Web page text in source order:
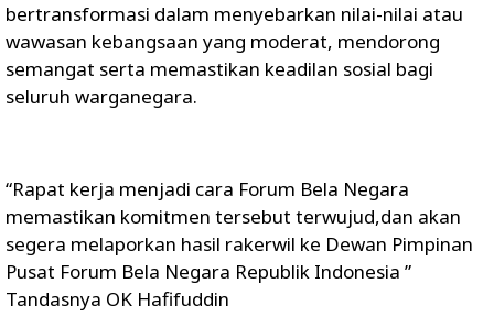
bertransformasi dalam menyebarkan nilai-nilai atau
wawasan kebangsaan yang moderat, mendorong
semangat serta memastikan keadilan sosial bagi
seluruh warganegara.
“Rapat kerja menjadi cara Forum Bela Negara
memastikan komitmen tersebut terwujud,dan akan
segera melaporkan hasil rakerwil ke Dewan Pimpinan
Pusat Forum Bela Negara Republik Indonesia ”
Tandasnya OK Hafifuddin